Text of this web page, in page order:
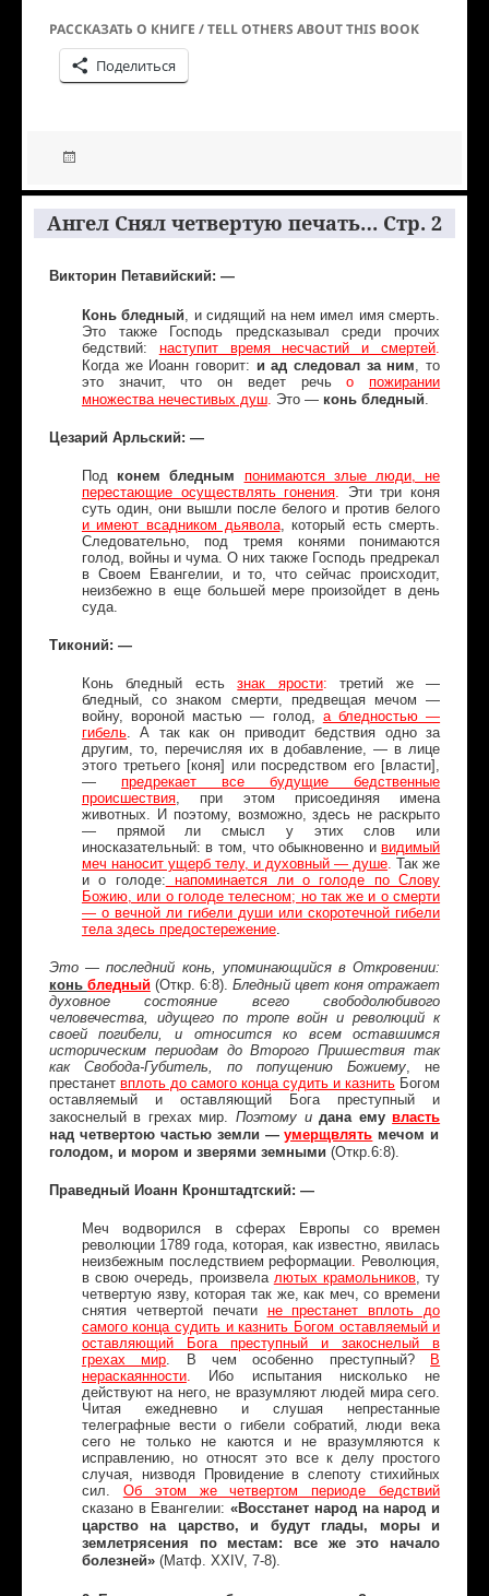
РАССКАЗАТЬ О КНИГЕ / TELL OTHERS ABOUT THIS BOOK
Поделиться
Ангел Снял четвертую печать… Стр. 2
Викторин Петавийский: —
Конь бледный, и сидящий на нем имел имя смерть.
Это также Господь предсказывал среди прочих
бедствий: наступит время несчастий и смертей.
Когда же Иоанн говорит: и ад следовал за ним, то
это значит, что он ведет речьопожирании
множества нечестивых душ. Это — конь бледный.
Цезарий Арльский: —
Под конем бледным
понимаются злые люди, не
перестающие осуществлять гонения. Эти три коня
суть один, они вышли после белого и против белого
и имеют всадником дьявола, который есть смерть.
Следовательно, под тремя конями понимаются
голод, войны и чума. О них также Господь предрекал
в Своем Евангелии, и то, что сейчас происходит,
неизбежно в еще большей мере произойдет в день
суда.
Тиконий: —
Конь бледный естьзнак ярости: третий же —
бледный, со знаком смерти, предвещая мечом —
войну, вороной мастью — голод, а бледностью —
гибель. А так как он приводит бедствия одно за
другим, то, перечисляя их в добавление, — в лице
этого третьего [коня] или посредством его [власти],
— предрекает все будущие бедственные
происшествия, при этом присоединяя имена
животных. И поэтому, возможно, здесь не раскрыто
— прямой ли смысл у этих слов или
иносказательный: в том, что обыкновенно ивидимый
меч наносит ущерб телу, и духовный — душе. Так же
и о голоде: напоминается ли о голоде по Слову
Божию, или о голоде телесном; но так же и о смерти
— о вечной ли гибели души или скоротечной гибели
тела здесь предостережение.
Это — последний конь, упоминающийся в Откровении:
конь бледный (Откр. 6:8).Бледный цвет коня отражает
духовное состояние всего свободолюбивого
человечества, идущего по тропе войн и революций к
своей погибели, и относится ко всем оставшимся
историческим периодам до Второго Пришествия так
как Свобода-Губитель, по попущению Божиему, не
престанет вплоть до самого конца судить и казнить Богом
оставляемый и оставляющий Бога преступный и
закоснелый в грехах мир. Поэтому и дана ему власть
над четвертою частью земли —умерщвлять мечом и
голодом, и мором и зверями земными (Откр.6:8).
Праведный Иоанн Кронштадтский: —
Меч водворился в сферах Европы со времен
революции 1789 года, которая, как известно, явилась
неизбежным последствием реформации. Революция,
в свою очередь, произвела лютых крамольников, ту
четвертую язву, которая так же, как меч, со времени
снятия четвертой печати не престанет вплоть до
самого конца судить и казнить Богом оставляемый и
оставляющий Бога преступный и закоснелый в
грехах мир. В чем особенно преступный?
В
нераскаянности. Ибо испытания нисколько не
действуют на него, не вразумляют людей мира сего.
Читая ежедневно и слушая непрестанные
телеграфные вести о гибели собратий, люди века
сего не только не каются и не вразумляются к
исправлению, но относят это все к делу простого
случая, низводя Провидение в слепоту стихийных
сил. Об этом же четвертом периоде бедствий
сказано в Евангелии:«Восстанет народ на народ и
царство на царство, и будут глады, моры и
землетрясения по местам: все же это начало
болезней» (Матф. XXIV, 7-8).